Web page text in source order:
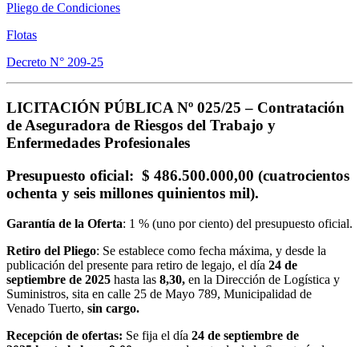
Pliego de Condiciones
Flotas
Decreto N° 209-25
LICITACIÓN PÚBLICA Nº 025/25 – Contratación
de Aseguradora de Riesgos del Trabajo y
Enfermedades Profesionales
Presupuesto oficial: $ 486.500.000,00 (cuatrocientos
ochenta y seis millones quinientos mil).
Garantía de la Oferta: 1 % (uno por ciento) del presupuesto oficial.
Retiro del Pliego: Se establece como fecha máxima, y desde la
publicación del presente para retiro de legajo, el día 24 de
septiembre de 2025 hasta las 8,30, en la Dirección de Logística y
Suministros, sita en calle 25 de Mayo 789, Municipalidad de
Venado Tuerto, sin cargo.
Recepción de ofertas: Se fija el día 24 de septiembre de